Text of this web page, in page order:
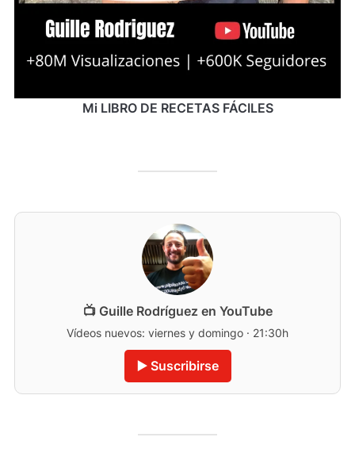
Mi LIBRO DE RECETAS FÁCILES
📺 Guille Rodríguez en YouTube
Vídeos nuevos: viernes y domingo · 21:30h
▶️ Suscribirse